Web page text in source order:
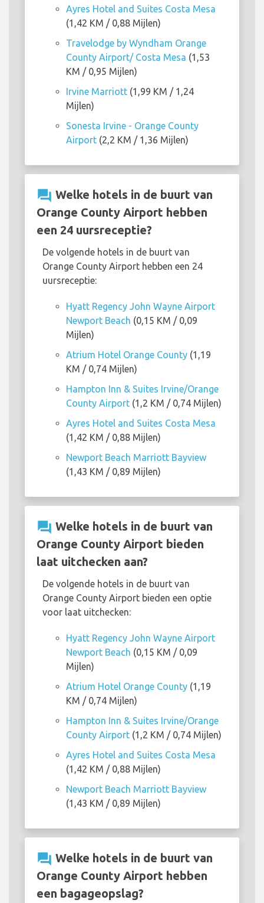
Ayres Hotel and Suites Costa Mesa
(1,42 KM / 0,88 Mijlen)
Travelodge by Wyndham Orange
County Airport/ Costa Mesa (1,53
KM / 0,95 Mijlen)
Irvine Marriott (1,99 KM / 1,24
Mijlen)
Sonesta Irvine - Orange County
Airport (2,2 KM / 1,36 Mijlen)
question_answer Welke hotels in de buurt van
Orange County Airport hebben
een 24 uursreceptie?
De volgende hotels in de buurt van
Orange County Airport hebben een 24
uursreceptie:
Hyatt Regency John Wayne Airport
Newport Beach (0,15 KM / 0,09
Mijlen)
Atrium Hotel Orange County (1,19
KM / 0,74 Mijlen)
Hampton Inn & Suites Irvine/Orange
County Airport (1,2 KM / 0,74 Mijlen)
Ayres Hotel and Suites Costa Mesa
(1,42 KM / 0,88 Mijlen)
Newport Beach Marriott Bayview
(1,43 KM / 0,89 Mijlen)
question_answer Welke hotels in de buurt van
Orange County Airport bieden
laat uitchecken aan?
De volgende hotels in de buurt van
Orange County Airport bieden een optie
voor laat uitchecken:
Hyatt Regency John Wayne Airport
Newport Beach (0,15 KM / 0,09
Mijlen)
Atrium Hotel Orange County (1,19
KM / 0,74 Mijlen)
Hampton Inn & Suites Irvine/Orange
County Airport (1,2 KM / 0,74 Mijlen)
Ayres Hotel and Suites Costa Mesa
(1,42 KM / 0,88 Mijlen)
Newport Beach Marriott Bayview
(1,43 KM / 0,89 Mijlen)
question_answer Welke hotels in de buurt van
Orange County Airport hebben
een bagageopslag?